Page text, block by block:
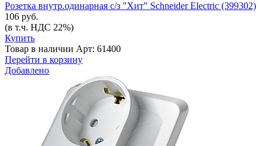
Розетка внутр.одинарная с/з "Хит" Schneider Electric (399302)
106 руб.
(в т.ч. НДС 22%)
Купить
Товар в наличии Арт: 61400
Перейти в корзину
Добавлено